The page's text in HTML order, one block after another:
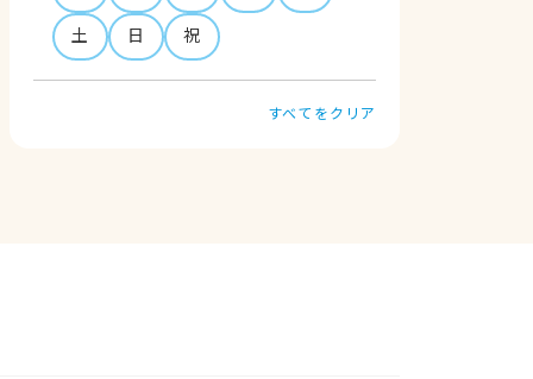
土
日 祝
すべてをクリア